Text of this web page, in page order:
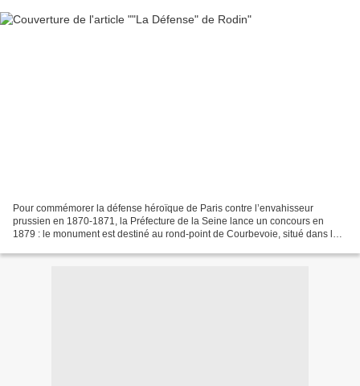
Pour commémorer la défense héroïque de Paris contre l’envahisseur
prussien en 1870-1871, la Préfecture de la Seine lance un concours en
1879 : le monument est destiné au rond-point de Courbevoie, situé dans la